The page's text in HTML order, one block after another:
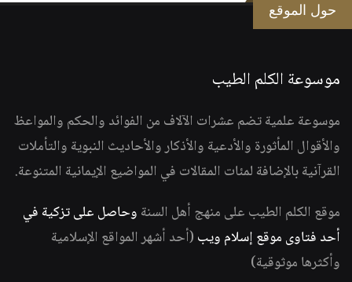
حول الموقع
موسوعة الكلم الطيب
موسوعة علمية تضم عشرات الآلاف من الفوائد والحكم والمواعظ
والأقوال المأثورة والأدعية والأذكار والأحاديث النبوية والتأملات
القرآنية بالإضافة لمئات المقالات في المواضيع الإيمانية المتنوعة.
موقع الكلم الطيب على منهج أهل السنة وحاصل على تزكية في
أحد فتاوى موقع إسلام ويب (أحد أشهر المواقع الإسلامية
وأكثرها موثوقية)